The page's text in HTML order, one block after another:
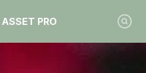
PRO
Richelieu"